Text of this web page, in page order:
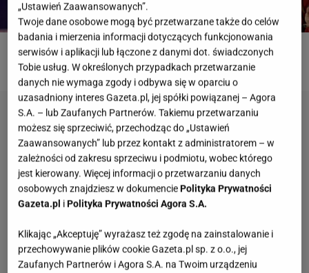
ROZWIĄŻ QUIZ
„Ustawień Zaawansowanych”.
Twoje dane osobowe mogą być przetwarzane także do celów
badania i mierzenia informacji dotyczących funkcjonowania
serwisów i aplikacji lub łączone z danymi dot. świadczonych
Tobie usług. W określonych przypadkach przetwarzanie
danych nie wymaga zgody i odbywa się w oparciu o
uzasadniony interes Gazeta.pl, jej spółki powiązanej – Agora
S.A. – lub Zaufanych Partnerów. Takiemu przetwarzaniu
możesz się sprzeciwić, przechodząc do „Ustawień
Zaawansowanych” lub przez kontakt z administratorem – w
zależności od zakresu sprzeciwu i podmiotu, wobec którego
jest kierowany. Więcej informacji o przetwarzaniu danych
osobowych znajdziesz w dokumencie Polityka Prywatności
Gazeta.pl i Polityka Prywatności Agora S.A.
Klikając „Akceptuję” wyrażasz też zgodę na zainstalowanie i
przechowywanie plików cookie Gazeta.pl sp. z o.o., jej
Zaufanych Partnerów i Agora S.A. na Twoim urządzeniu